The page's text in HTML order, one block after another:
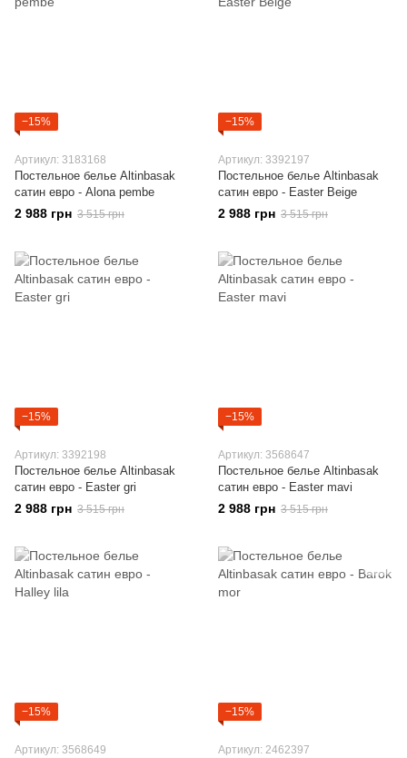
−15%
Артикул: 3183168
Постельное белье Altinbasak
сатин евро - Alona pembe
2 988 грн 3 515 грн
−15%
Артикул: 3392197
Постельное белье Altinbasak
сатин евро - Easter Beige
2 988 грн 3 515 грн
−15%
Артикул: 3392198
Постельное белье Altinbasak
сатин евро - Easter gri
2 988 грн 3 515 грн
−15%
Артикул: 3568647
Постельное белье Altinbasak
сатин евро - Easter mavi
2 988 грн 3 515 грн
−15%
Артикул: 3568649
−15%
Артикул: 2462397